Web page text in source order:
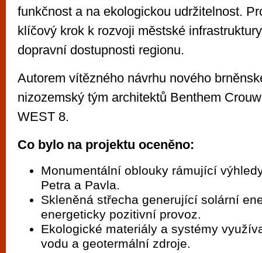
funkčnost a na ekologickou udržitelnost.
klíčový krok k rozvoji městské
dopravní dostupnosti regionu.
Autorem vítězného návrhu nového
nizozemský tým architektů Benthem
WEST 8.
Co bylo na projektu oceněno:
Monumentální oblouky rámující
Petra a Pavla.
Skleněná střecha generující solární
energeticky pozitivní provoz.
Ekologické materiály a systémy
vodu a geotermální zdroje.